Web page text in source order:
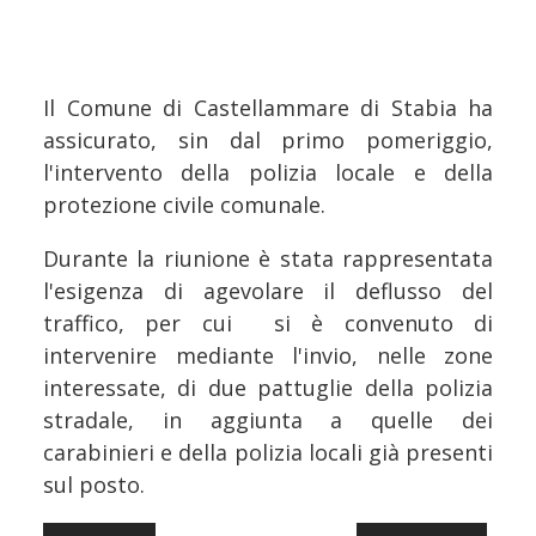
Il Comune di Castellammare di Stabia ha
assicurato, sin dal primo pomeriggio,
l'intervento della polizia locale e della
protezione civile comunale.
Durante la riunione è stata rappresentata
l'esigenza di agevolare il deflusso del
traffico, per cui si è convenuto di
intervenire mediante l'invio, nelle zone
interessate, di due pattuglie della polizia
stradale, in aggiunta a quelle dei
carabinieri e della polizia locali già presenti
sul posto.